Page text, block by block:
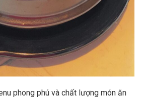
phong phú và chất lượng món ăn